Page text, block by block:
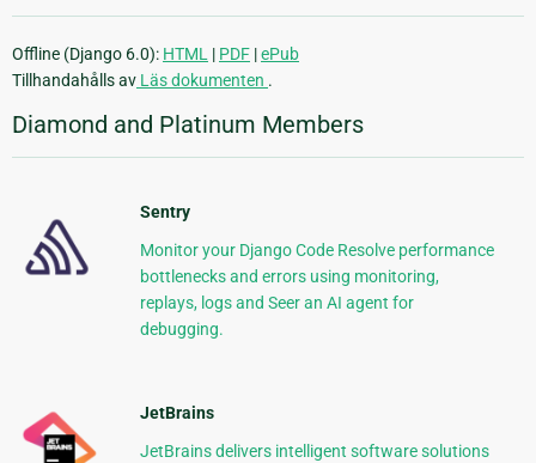
Offline (Django 6.0): HTML | PDF |ePub
Tillhandahålls av Läs dokumenten .
Diamond and Platinum Members
Sentry
Monitor your Django Code Resolve performance
bottlenecks and errors using monitoring,
replays, logs and Seer an AI agent for
debugging.
JetBrains
JetBrains delivers intelligent software solutions